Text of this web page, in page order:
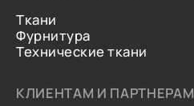
Ткани
Фурнитура
Технические ткани
КЛИЕНТАМ И ПАРТНЕРАМ